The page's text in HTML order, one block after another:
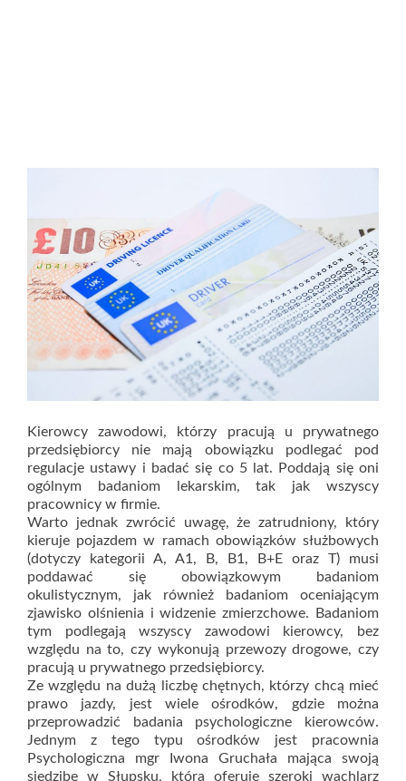
Kierowcy zawodowi, którzy pracują u prywatnego
przedsiębiorcy nie mają obowiązku podlegać pod
regulacje ustawy i badać się co 5 lat. Poddają się oni
ogólnym badaniom lekarskim, tak jak wszyscy
pracownicy w firmie.
Warto jednak zwrócić uwagę, że zatrudniony, który
kieruje pojazdem w ramach obowiązków służbowych
(dotyczy kategorii A, A1, B, B1, B+E oraz T) musi
poddawać się obowiązkowym badaniom
okulistycznym, jak również badaniom oceniającym
zjawisko olśnienia i widzenie zmierzchowe. Badaniom
tym podlegają wszyscy zawodowi kierowcy, bez
względu na to, czy wykonują przewozy drogowe, czy
pracują u prywatnego przedsiębiorcy.
Ze względu na dużą liczbę chętnych, którzy chcą mieć
prawo jazdy, jest wiele ośrodków, gdzie można
przeprowadzić badania psychologiczne kierowców.
Jednym z tego typu ośrodków jest pracownia
Psychologiczna mgr Iwona Gruchała mająca swoją
siedzibę w Słupsku, która oferuje szeroki wachlarz